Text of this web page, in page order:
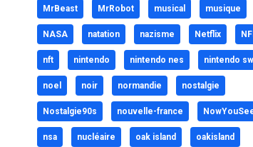
MrBeast MrRobot musical musique
NASA natation nazisme Netflix
nft nintendo nintendo nes nintendo
noel noir normandie nostalgie
Nostalgie90s nouvelle-france
nsa nucléaire oak island oakisland